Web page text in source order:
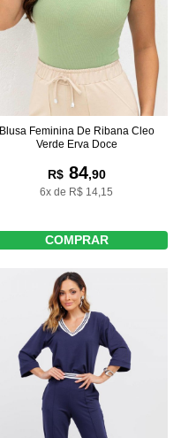
Blusa Feminina De Ribana Cleo
Verde Erva Doce
R$84,90
6x de R$ 14,15
COMPRAR